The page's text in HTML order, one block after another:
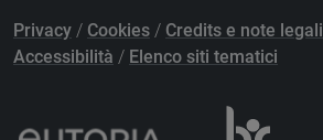
Privacy / Cookies / Credits e note legali
Accessibilità / Elenco siti tematici